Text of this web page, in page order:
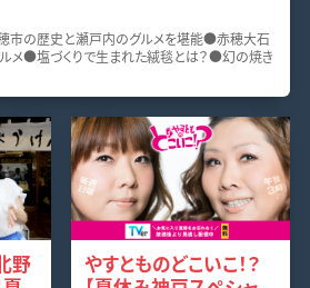
市の歴史と瀬戸内のグルメを堪能●赤穂大石
メ●塩づくりで生まれた絨毯とは？●幻の焼き
野
やすとものどこいこ！？